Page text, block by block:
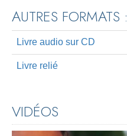
AUTRES FORMATS :
Livre audio sur CD
Livre relié
VIDÉOS